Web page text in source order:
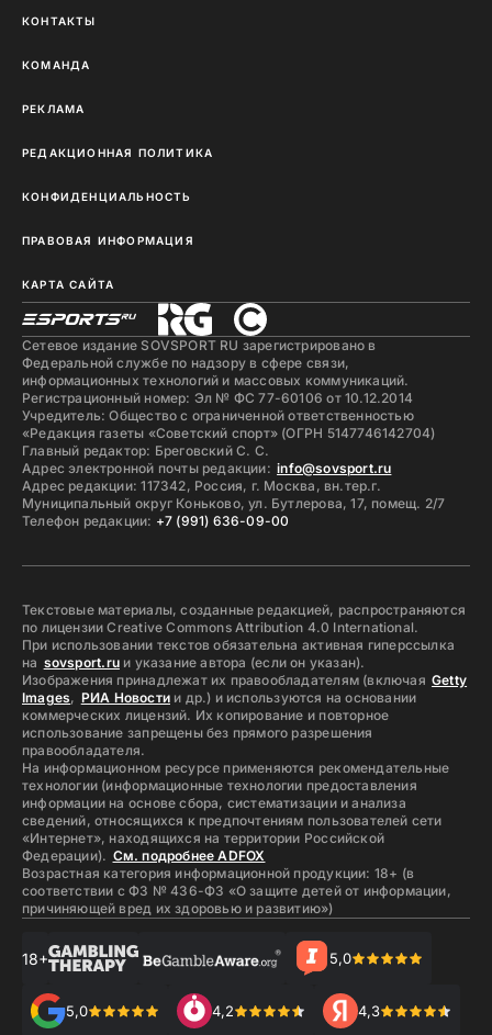
КОНТАКТЫ
КОМАНДА
РЕКЛАМА
РЕДАКЦИОННАЯ ПОЛИТИКА
КОНФИДЕНЦИАЛЬНОСТЬ
ПРАВОВАЯ ИНФОРМАЦИЯ
КАРТА САЙТА
Сетевое издание SOVSPORT RU зарегистрировано в
Федеральной службе по надзору в сфере связи,
информационных технологий и массовых коммуникаций.
Регистрационный номер: Эл № ФС 77-60106 от 10.12.2014
Учредитель: Общество с ограниченной ответственностью
«Редакция газеты «Советский спорт» (ОГРН 5147746142704)
Главный редактор: Бреговский С. С.
Адрес электронной почты редакции: info@sovsport.ru
Адрес редакции: 117342, Россия, г. Москва, вн.тер.г.
Муниципальный округ Коньково, ул. Бутлерова, 17, помещ. 2/7
Телефон редакции: +7 (991) 636-09-00
Текстовые материалы, созданные редакцией, распространяются
по лицензии Creative Commons Attribution 4.0 International.
При использовании текстов обязательна активная гиперссылка
на sovsport.ruи указание автора (если он указан).
Изображения принадлежат их правообладателям (включая Getty
Images, РИА Новости и др.) и используются на основании
коммерческих лицензий. Их копирование и повторное
использование запрещены без прямого разрешения
правообладателя.
На информационном ресурсе применяются рекомендательные
технологии (информационные технологии предоставления
информации на основе сбора, систематизации и анализа
сведений, относящихся к предпочтениям пользователей сети
«Интернет», находящихся на территории Российской
Федерации). См. подробнее ADFOX
Возрастная категория информационной продукции: 18+ (в
соответствии с ФЗ № 436-ФЗ «О защите детей от информации,
причиняющей вред их здоровью и развитию»)
18+ 5,0
5,0 4,2 4,3